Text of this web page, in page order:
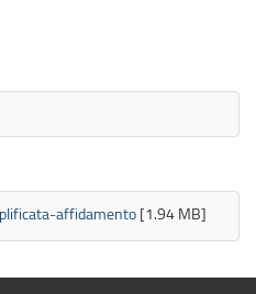
affidamento [1.94 MB]